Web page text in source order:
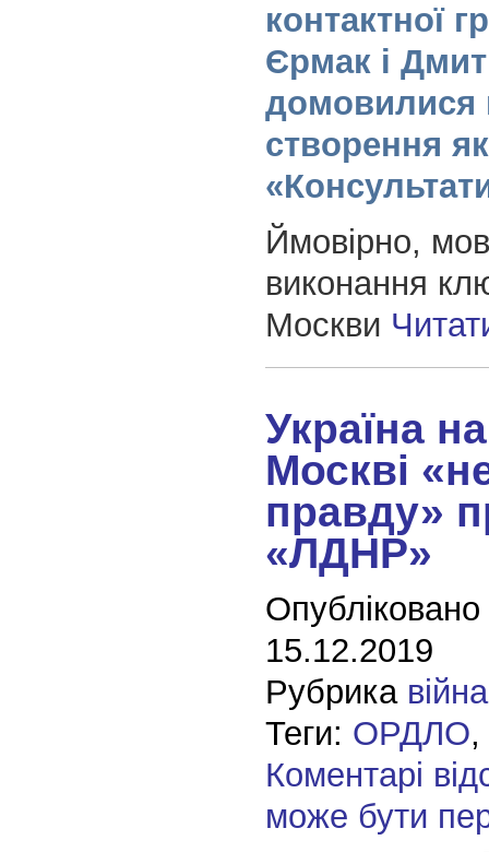
контактної
Єрмак і
домовилися
створення
Ймовірно,
виконання
Москви
Україна
Москві
правду»
«ЛДНР»
15.12.2019
Рубрика війна
Теги: ОРДЛО,
Коментарі
може бути